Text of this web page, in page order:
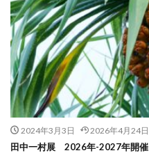
2024年3月3日 2026年4月24日
田中一村展 2026年-2027年開催